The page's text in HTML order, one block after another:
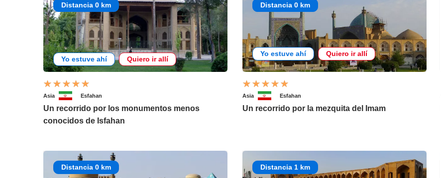
Distancia 0 km
Yo estuve ahí Quiero ir allí
Asia Esfahan
Un recorrido por los monumentos menos
conocidos de Isfahan
Distancia 0 km
Yo estuve ahí Quiero ir allí
Asia Esfahan
Un recorrido por la mezquita del Imam
Distancia 0 km Distancia 1 km